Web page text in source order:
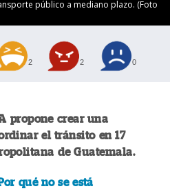
público a mediano plazo. (Foto
2 2 0
propone crear una
el tránsito en 17
de Guatemala.
qué no se está